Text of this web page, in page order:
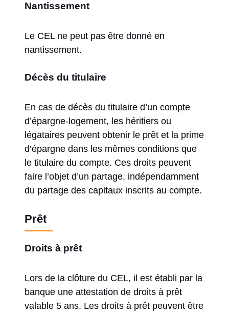
Nantissement
Le CEL ne peut pas être donné en
nantissement.
Décès du titulaire
En cas de décès du titulaire d’un compte
d’épargne-logement, les héritiers ou
légataires peuvent obtenir le prêt et la prime
d’épargne dans les mêmes conditions que
le titulaire du compte. Ces droits peuvent
faire l’objet d’un partage, indépendamment
du partage des capitaux inscrits au compte.
Prêt
Droits à prêt
Lors de la clôture du CEL, il est établi par la
banque une attestation de droits à prêt
valable 5 ans. Les droits à prêt peuvent être